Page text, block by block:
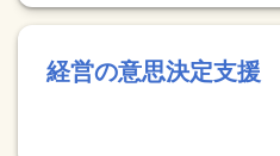
経営の意思決定支援